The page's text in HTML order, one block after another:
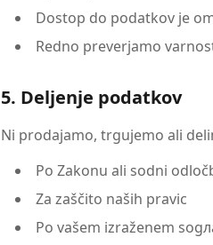
Dostop do podatkov je
Redno preverjamo
5. Deljenje podatkov
Ni prodajamo, trgujemo ali
Po Zakonu ali sodni
Za zaščito naših pravic
Po vašem izraženem